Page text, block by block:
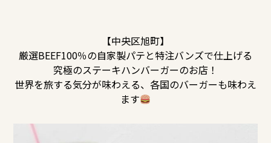
【中央区旭町】
厳選BEEF100％の自家製パテと特注バンズで仕上げる
究極のステーキハンバーガーのお店！
世界を旅する気分が味わえる、各国のバーガーも味わえ
ます